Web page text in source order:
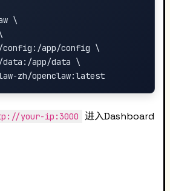
\
app/config \
app/data \
your-ip:3000
进入Dashboard